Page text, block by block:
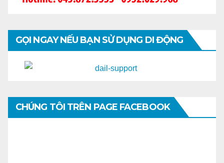
GỌI NGAY NẾU BẠN SỬ DỤNG DI ĐỘNG
CHÚNG TÔI TRÊN PAGE FACEBOOK